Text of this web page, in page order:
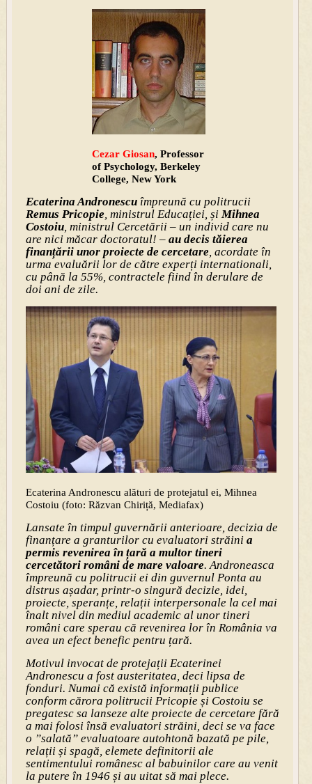
Cezar Giosan, Professor
of Psychology, Berkeley
College, New York
Ecaterina Andronescuîmpreună cu politrucii
Remus Pricopie, ministrul Educației, șiMihnea
Costoiu, ministrul Cercetării – un individ care nu
are nici măcar doctoratul! – au decis tăierea
finanțării unor proiecte de cercetare, acordate în
urma evaluării lor de către experți internationali,
cu până la 55%, contractele fiind în derulare de
doi ani de zile.
Ecaterina Andronescu alături de protejatul ei, Mihnea
Costoiu (foto: Răzvan Chiriță, Mediafax)
Lansate în timpul guvernării anterioare, decizia de
finanțare a granturilor cu evaluatori străini a
permis revenirea în țară a multor tineri
cercetători români de mare valoare. Androneasca
împreună cu politrucii ei din guvernul Ponta au
distrus așadar, printr-o singură decizie, idei,
proiecte, speranțe, relații interpersonale la cel mai
înalt nivel din mediul academic al unor tineri
români care sperau că revenirea lor în România va
avea un efect benefic pentru țară.
Motivul invocat de protejații Ecaterinei
Andronescu a fost austeritatea, deci lipsa de
fonduri. Numai că există informații publice
conform cărora politrucii Pricopie și Costoiu se
pregatesc sa lanseze alte proiecte de cercetare fără
a mai folosi însă evaluatori străini, deci se va face
o ”salată” evaluatoare autohtonă bazată pe pile,
relații și spagă, elemete definitorii ale
sentimentului românesc al babuinilor care au venit
la putere în 1946 și au uitat să mai plece.